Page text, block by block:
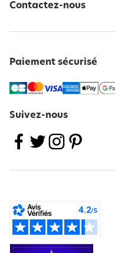
Contactez-nous
Paiement sécurisé
Suivez-nous